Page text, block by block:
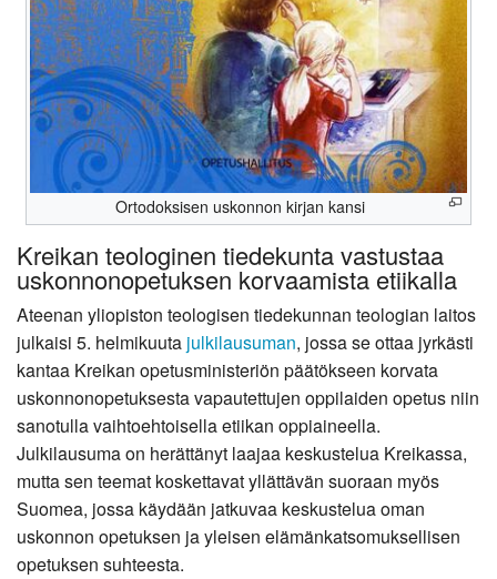
Ortodoksisen uskonnon kirjan kansi
Kreikan teologinen tiedekunta vastustaa
uskonnonopetuksen korvaamista etiikalla
Ateenan yliopiston teologisen tiedekunnan teologian laitos
julkaisi 5. helmikuuta julkilausuman, jossa se ottaa jyrkästi
kantaa Kreikan opetusministeriön päätökseen korvata
uskonnonopetuksesta vapautettujen oppilaiden opetus niin
sanotulla vaihtoehtoisella etiikan oppiaineella.
Julkilausuma on herättänyt laajaa keskustelua Kreikassa,
mutta sen teemat koskettavat yllättävän suoraan myös
Suomea, jossa käydään jatkuvaa keskustelua oman
uskonnon opetuksen ja yleisen elämänkatsomuksellisen
opetuksen suhteesta.